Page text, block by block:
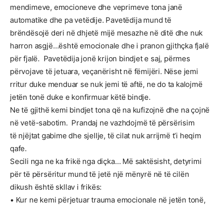
mendimeve, emocioneve dhe veprimeve tona janë
automatike dhe pa vetëdije. Pavetëdija mund të
brëndësojë deri në dhjetë mijë mesazhe në ditë dhe nuk
harron asgjë…është emocionale dhe i pranon gjithçka fjalë
për fjalë. Pavetëdija jonë krijon bindjet e saj, përmes
përvojave të jetuara, veçanërisht në fëmijëri. Nëse jemi
rritur duke menduar se nuk jemi të aftë, ne do ta kalojmë
jetën tonë duke e konfirmuar këtë bindje.
Ne të gjithë kemi bindjet tona që na kufizojnë dhe na çojnë
në vetë-sabotim. Prandaj ne vazhdojmë të përsërisim
të njëjtat gabime dhe sjellje, të cilat nuk arrijmë t’i heqim
qafe.
Secili nga ne ka frikë nga diçka… Më saktësisht, detyrimi
për të përsëritur mund të jetë një mënyrë në të cilën
dikush është skllav i frikës:
• Kur ne kemi përjetuar trauma emocionale në jetën tonë,